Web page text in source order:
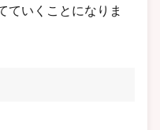
ていくことになりま